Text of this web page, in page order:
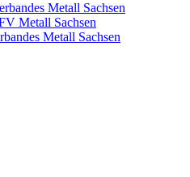
Metall Sachsen
Metall Sachsen
Metall Sachsen